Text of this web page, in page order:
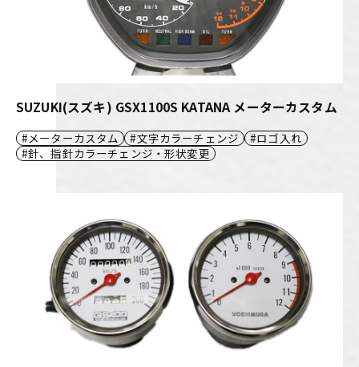
SUZUKI(スズキ) GSX1100S KATANA メーターカスタム
メーターカスタム 文字カラーチェンジ
ロゴ入れ
針、指針カラーチェンジ・形状変更